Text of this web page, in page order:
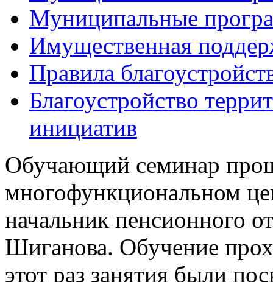
Муниципальные
Имущественная
Правила
Благоустройство
инициатив
Обучающий семинар
многофункциональном
начальник пенсионного
Шиганова. Обучение
этот раз занятия были